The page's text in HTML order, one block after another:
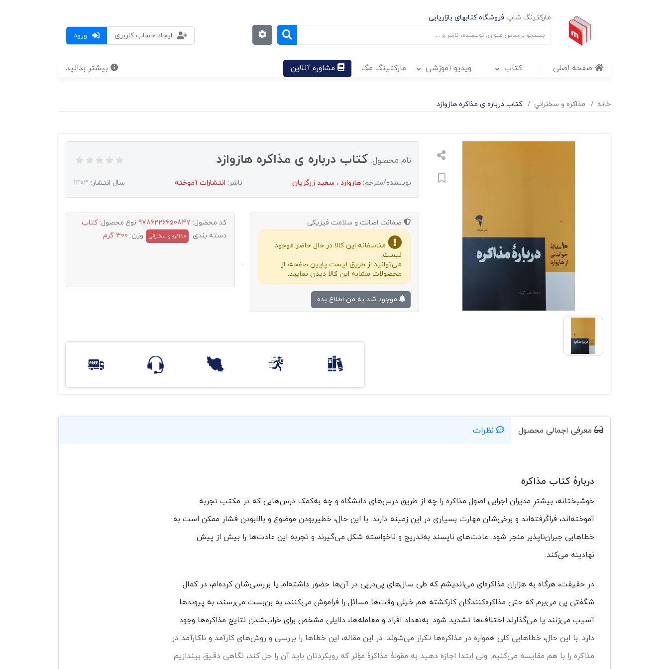
مارکتینگ شاپ فروشگاه کتابهای بازاریابی
ورود
ایجاد حساب کاربری
صفحه اصلی کتاب ویدیو آموزشی مارکتینگ مگ مشاوره آنلاین بیشتر بدانید
خانه مذاکره و سخنراني کتاب درباره ی مذاکره هازوازد
نام محصول: کتاب درباره ی مذاکره هازوازد
نویسنده/مترجم: هاروارد ، سعید زرگریان ناشر: انتشارات آموخته سال انتشار: 1403
ضمانت اصالت و سلامت فیزیکی
متاسفانه این کالا در حال حاضر موجود
نیست.
می‌توانید از طریق لیست پایین صفحه، از
محصولات مشابه این کالا دیدن نمایید.
کد محصول: 9786226650847 نوع محصول:کتاب
دسته بندی:
مذاکره و سخنراني وزن: 300 گرم
معرفی اجمالی محصول نظرات
دربارۀ کتاب مذاکره
خوشبختانه، بیشترِ مدیران اجرایی اصول مذاکره را چه از طریق درس‌های دانشگاه و چه به‌کمک درس‌هایی که در مکتب تجربه
آموخته‌اند، فراگرفته‌اند و برخی‌شان مهارت بسیاری در این زمینه دارند. با این حال، خطیربودن موضوع و بالابودن فشار ممکن است به
خطاهایی جبران‌ناپذیر منجر شود. عادت‌های ناپسند به‌تدریج و ناخواسته شکل می‌گیرند و تجربه این عادت‌ها را بیش از پیش
نهادینه می‌کند.
در حقیقت، هرگاه به هزاران مذاکره‌ای می‌اندیشم که طی سال‌های پی‌درپی در آن‌ها حضور داشته‌ام یا بررسی‌شان کرده‌ام، در کمال
شگفتی پی می‌برم که حتی مذاکره‌کنندگان کارکشته هم خیلی وقت‌ها مسائل را فراموش می‌کنند، به بن‌بست می‌رسند، به پیوندها
آسیب می‌زنند یا می‌گذارند اختلاف‌ها تشدید شود. به‌تعداد افراد و معامله‌ها، دلایلی مشخص برای خراب‌شدن نتایج مذاکره‌ها وجود
دارد. با این حال، خطاهایی کلی همواره در مذاکره‌ها تکرار می‌شوند. در این مقاله، این خطاها را بررسی و روش‌های کارآمد و ناکارآمد در
مذاکره را با هم مقایسه می‌کنیم. ولی ابتدا اجازه دهید به مقولۀ مذاکرۀ مؤثر که رویکردتان باید آن را حل کند، نگاهی دقیق بیندازیم.